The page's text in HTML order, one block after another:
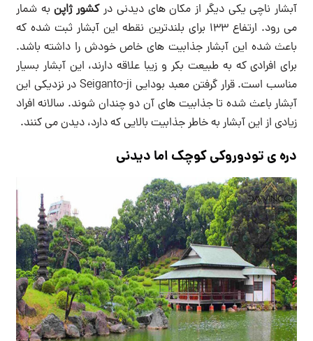
آبشار ناچی یکی دیگر از مکان های دیدنی درکشور ژاپنبه شمار
می رود. ارتفاع 133 برای بلندترین نقطه این آبشار ثبت شده که
باعث شده این آبشار جذابیت های خاص خودش را داشته باشد.
برای افرادی که به طبیعت بکر و زیبا علاقه دارند، این آبشار بسیار
مناسب است. قرار گرفتن معبد بودایی Seiganto-ji در نزدیکی این
آبشار باعث شده تا جذابیت های آن دو چندان شوند. سالانه افراد
زیادی از این آبشار به خاطر جذابیت بالایی که دارد، دیدن می کنند.
دره ‌ی تودوروکی کوچک اما دیدنی